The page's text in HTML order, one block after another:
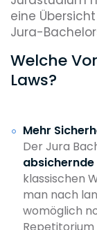
eine
Jura-
Welche
Laws?
Mehr
Der Jura
absichernde
klassischen
man nach
womöglich
Repetitorium